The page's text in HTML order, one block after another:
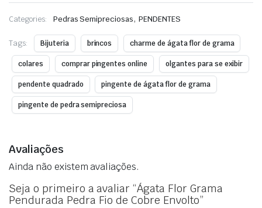
Fio
de
Cobre
Envolto
Categories: Pedras Semipreciosas,PENDENTES
Tags: Bijuteria brincos charme de ágata flor de grama
colares comprar pingentes online olgantes para se exibir
pendente quadrado pingente de ágata flor de grama
pingente de pedra semipreciosa
Avaliações
Ainda não existem avaliações.
Seja o primeiro a avaliar “Ágata Flor Grama
Pendurada Pedra Fio de Cobre Envolto”